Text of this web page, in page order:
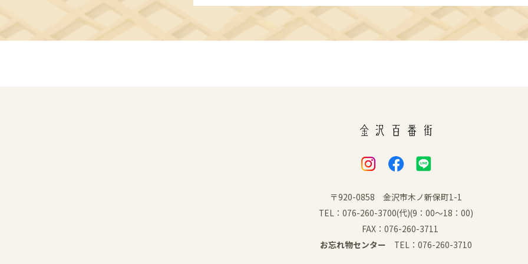
〒920-0858 金沢市木ノ新保町1-1
TEL：076-260-3700(代)(9：00～18：00)
FAX：076-260-3711
お忘れ物センター TEL：076-260-3710